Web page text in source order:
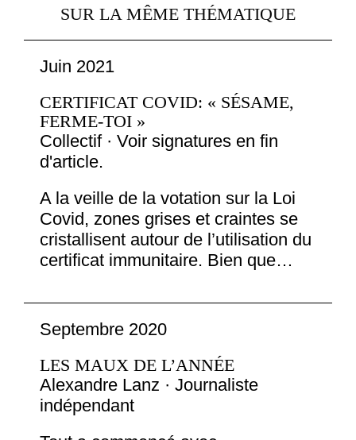
SUR LA MÊME THÉMATIQUE
Juin 2021
CERTIFICAT COVID: « SÉSAME,
FERME-TOI »
Collectif · Voir signatures en fin
d'article.
A la veille de la votation sur la Loi
Covid, zones grises et craintes se
cristallisent autour de l’utilisation du
certificat immunitaire. Bien que…
Septembre 2020
LES MAUX DE L’ANNÉE
Alexandre Lanz · Journaliste
indépendant